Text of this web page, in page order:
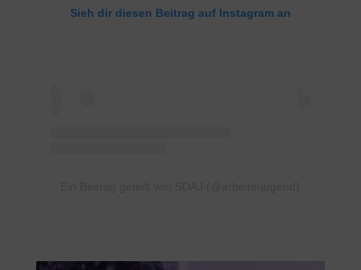
Sieh dir diesen Beitrag auf Instagram an